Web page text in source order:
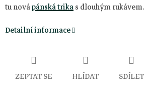
tu novápánská trikas dlouhým rukávem.
Detailní informace
ZEPTAT SE HLÍDAT SDÍLET